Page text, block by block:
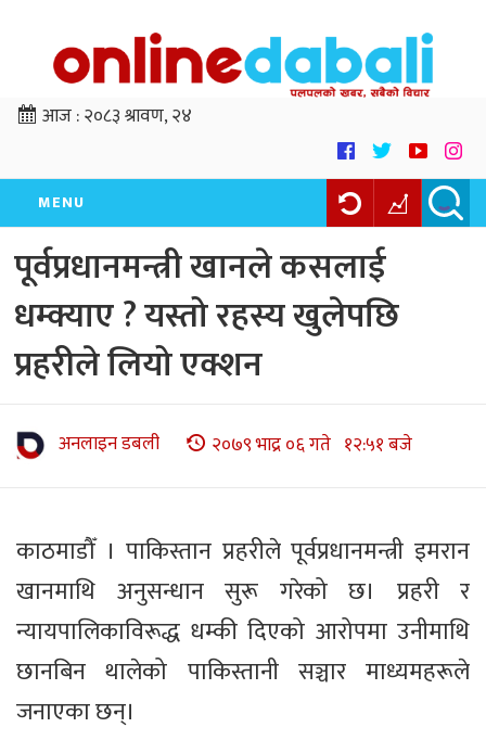
आज :२०८३ श्रावण, २४
MENU
पूर्वप्रधानमन्त्री खानले कसलाई
धम्क्याए ? यस्तो रहस्य खुलेपछि
प्रहरीले लियो एक्शन
अनलाइन डबली २०७९ भाद्र ०६ गते १२:५१ बजे
काठमाडौँ । पाकिस्तान प्रहरीले पूर्वप्रधानमन्त्री इमरान
खानमाथि अनुसन्धान सुरू गरेको छ। प्रहरी र
न्यायपालिकाविरूद्ध धम्की दिएको आरोपमा उनीमाथि
छानबिन थालेको पाकिस्तानी सञ्चार माध्यमहरूले
जनाएका छन्।